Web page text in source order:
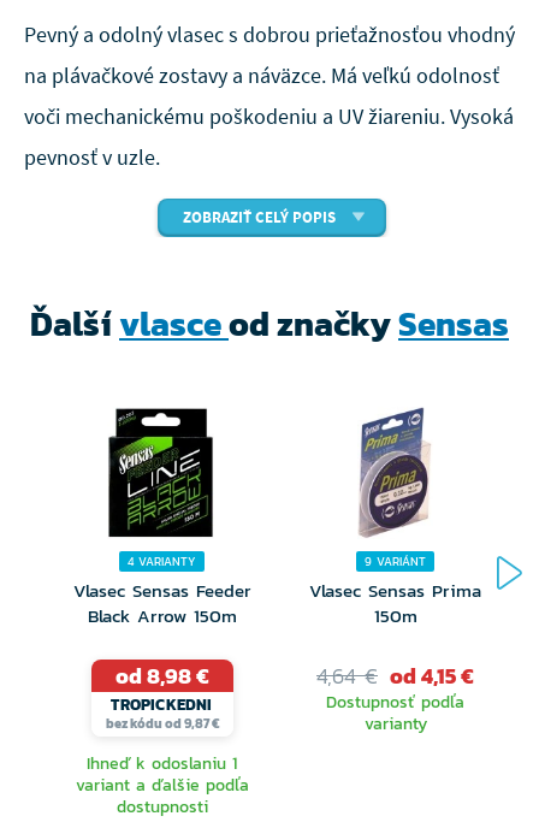
Pevný a odolný vlasec s dobrou prieťažnosťou vhodný
na plávačkové zostavy a náväzce. Má veľkú odolnosť
voči mechanickému poškodeniu a UV žiareniu. Vysoká
pevnosť v uzle.
ZOBRAZIŤ CELÝ POPIS
Ďalšívlasceod značkySensas
4 VARIANTY
Vlasec Sensas Feeder
Black Arrow 150m
od 8,98 €
TROPICKEDNI
bez kódu od 9,87 €
Ihneď k odoslaniu 1
variant a ďalšie podľa
dostupnosti
9 VARIÁNT
Vlasec Sensas Prima
150m
4,64 € od 4,15 €
Dostupnosť podľa
varianty